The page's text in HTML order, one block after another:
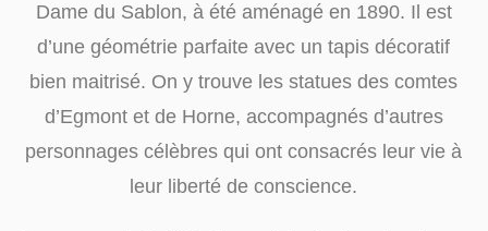
Dame du Sablon, à été aménagé en 1890. Il est
d’une géométrie parfaite avec un tapis décoratif
bien maitrisé. On y trouve les statues des comtes
d’Egmont et de Horne, accompagnés d’autres
personnages célèbres qui ont consacrés leur vie à
leur liberté de conscience.